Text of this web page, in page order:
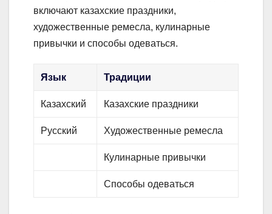
включают казахские праздники,
художественные ремесла, кулинарные
привычки и способы одеваться.
Язык Традиции
Казахский Казахские праздники
Русский Художественные ремесла
Кулинарные привычки
Способы одеваться